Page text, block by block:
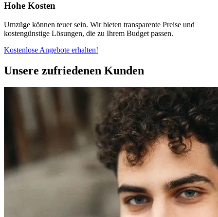
Hohe Kosten
Umzüge können teuer sein. Wir bieten transparente Preise und
kostengünstige Lösungen, die zu Ihrem Budget passen.
Kostenlose Angebote erhalten!
Unsere zufriedenen Kunden